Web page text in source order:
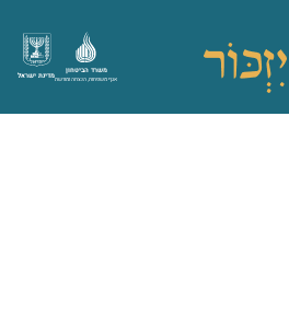
מדינת ישראל
משרד הביטחון
אגף משפחות, הנצחה ומורשת